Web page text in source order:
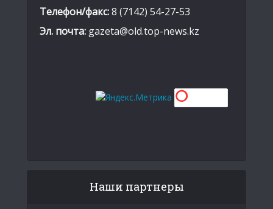
Телефон/факс:8 (7142) 54-27-53
Эл. почта: gazeta@old.top-news.kz
Наши партнеры